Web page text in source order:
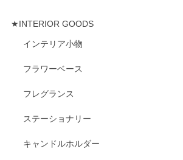
★INTERIOR GOODS
インテリア小物
フラワーベース
フレグランス
ステーショナリー
キャンドルホルダー